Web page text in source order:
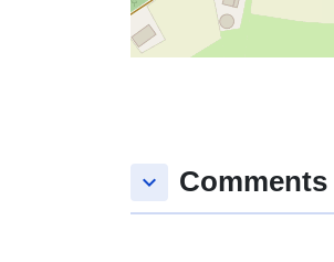
keyboard_arrow_down Comments